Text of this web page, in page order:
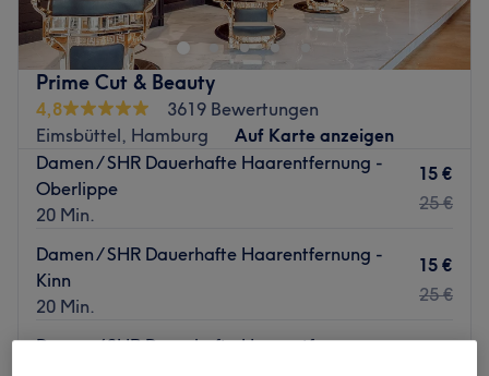
Prime Cut & Beauty
4,8
3619 Bewertungen
Eimsbüttel, Hamburg
Auf Karte anzeigen
Damen / SHR Dauerhafte Haarentfernung -
Oberlippe
20 Min.
15 €
25 €
Damen / SHR Dauerhafte Haarentfernung -
Kinn
20 Min.
15 €
25 €
Damen / SHR Dauerhafte Haarentfernung -